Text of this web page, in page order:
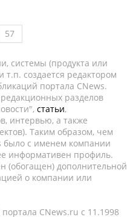
57
системы (продукта или
т.п. создается редактором
портала CNews.
разделов
статьи,
интервью, а также
Таким образом, чем
было с именем компании
информативен профиль.
(обогащен) дополнительной
о компании или
CNews.ru c 11.1998